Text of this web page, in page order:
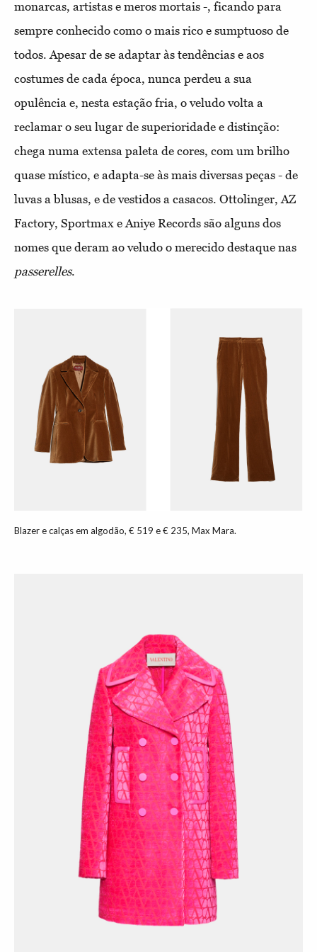
monarcas, artistas e meros mortais -, ficando para
sempre conhecido como o mais rico e sumptuoso de
todos. Apesar de se adaptar às tendências e aos
costumes de cada época, nunca perdeu a sua
opulência e, nesta estação fria, o veludo volta a
reclamar o seu lugar de superioridade e distinção:
chega numa extensa paleta de cores, com um brilho
quase místico, e adapta-se às mais diversas peças - de
luvas a blusas, e de vestidos a casacos. Ottolinger, AZ
Factory, Sportmax e Aniye Records são alguns dos
nomes que deram ao veludo o merecido destaque nas
passerelles.
Blazer e calças em algodão, € 519 e € 235, Max Mara.